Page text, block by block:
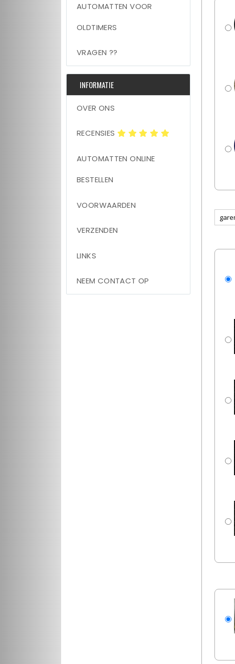
AUTOMATTEN VOOR
OLDTIMERS
VRAGEN ??
INFORMATIE
OVER ONS
RECENSIES
AUTOMATTEN ONLINE
BESTELLEN
VOORWAARDEN
VERZENDEN
LINKS
NEEM CONTACT OP